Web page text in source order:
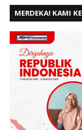
MERDEKA! KAMI
- 80,